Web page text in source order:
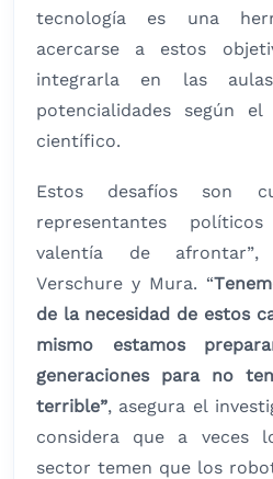
tecnología es una
acercarse a estos
integrarla en las
potencialidades según
científico.
Estos desafíos son
representantes
valentía de afrontar”,
Verschure y Mura. “
de la necesidad de estos
mismo estamos
generaciones para no
terrible”, asegura el
considera que a veces
sector temen que los